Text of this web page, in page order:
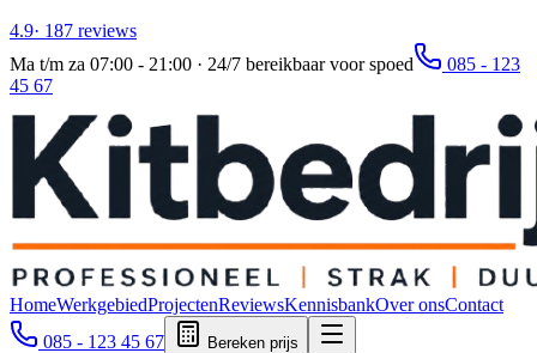
4.9· 187 reviews
Ma t/m za 07:00 - 21:00 · 24/7 bereikbaar voor spoed
085 - 123
45 67
HomeWerkgebiedProjectenReviewsKennisbankOver onsContact
085 - 123 45 67
Bereken prijs